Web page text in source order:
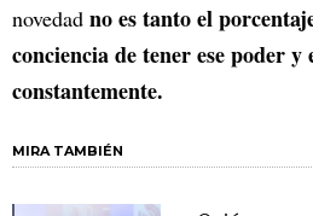
novedad no es tanto el
conciencia de tener ese poder y
constantemente.
MIRA TAMBIÉN